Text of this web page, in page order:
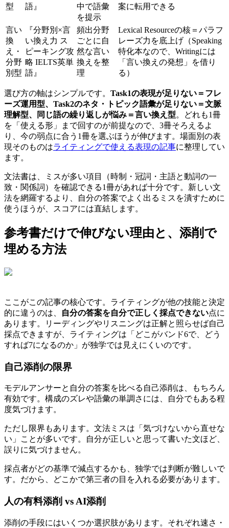
型
語』
中で語彙
を提示
案に転用できる
言い
換
え・
分野
別型
『分野別×言
い換え力 ス
ピーキング攻
略 IELTS英単
語』
頻出分野
ごとに自
然な言い
換えを整
理
Lexical Resourceの核＝パラフ
レーズ力を底上げ（Speaking
特化本なので、Writingには
「言い換えの発想」を借り
る）
選び方の軸はシンプルです。 Task1の表現が足りない＝フレ
ーズ運用型、Task2のネタ・トピック語彙が足りない＝文脈
理解型、同じ語の繰り返しが悩み＝言い換え型。どれも1冊
を「使える形」まで回すのが前提なので、3冊そろえるよ
り、今の弱点に合う1冊を選ぶほうが伸びます。場面別の表
現そのものはライティングで使える表現の記事に整理してい
ます。
文法書は、ミスが多い項目（時制・冠詞・主語と動詞の一
致・関係詞）を確認できる1冊があれば十分です。新しい文
法を網羅するより、自分の答案でよく出るミスを潰すために
使うほうが、スコアには直結します。
参考書だけで伸びない理由と、添削で
埋める方法
ここがこの記事の核心です。ライティングが他の技能と決定
的に違うのは、
自分の答案を自分で正しく採点できない点に
あります。リーディングやリスニングは正解と照らせば自己
採点できますが、ライティングは「どこがバンド6で、どう
すれば7になるのか」が独学では見えにくいのです。
自己添削の限界
モデルアンサーと自分の答案を比べる自己添削は、もちろん
有効です。構成のズレや語彙の単調さには、自分でもある程
度気づけます。
ただし限界もあります。文法ミスは「気づけないから直せな
い」ことが多いです。自分が正しいと思って書いた文ほど、
誤りに気づけません。
採点者がどの基準で減点するかも、独学では判断が難しいで
す。だから、どこかで第三者の目を入れる必要があります。
人の有料添削 vs AI添削
添削の手段にはいくつか選択肢があります。それぞれ速さ・